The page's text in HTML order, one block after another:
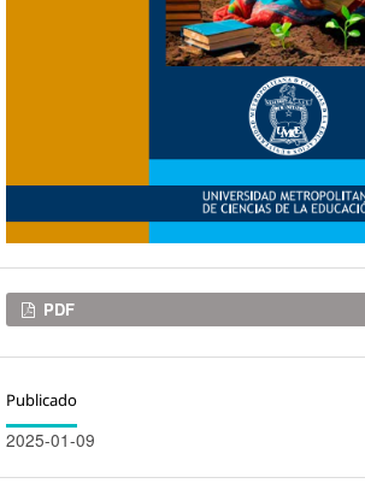
Descargas
PDF
Publicado
2025-01-09